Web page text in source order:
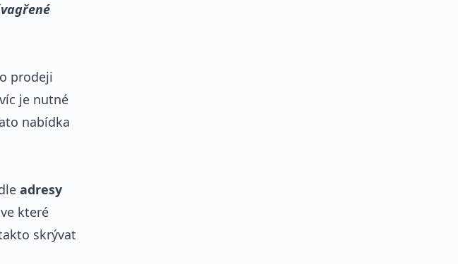
prodeji
je nutné
nabídka
adresy
které
skrývat